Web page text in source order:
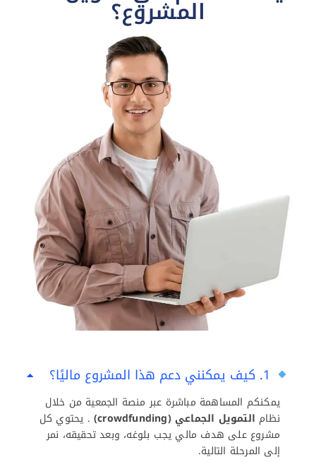
المشروع؟
يمكنكم المساهمة مباشرة عبر منصة الجمعية من خلال
نظام التمويل الجماعي (crowdfunding)
. يحتوي كل
مشروع على هدف مالي يجب بلوغه، وبعد تحقيقه، نمر
إلى المرحلة التالية.